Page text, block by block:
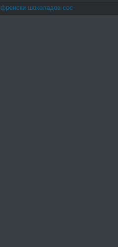
френски шоколадов сос